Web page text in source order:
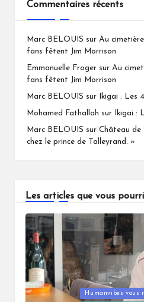
Commentaires récents
Marc BELOUIS sur Au
fans fêtent Jim Morrison
Emmanuelle Froger sur Au
fans fêtent Jim Morrison
Marc BELOUIS sur Ikigai : Les
Mohamed Fathallah sur Ikigai :
Marc BELOUIS sur Château de
chez le prince de Talleyrand. »
Les articles que vous
Posted
Humanvibes vous